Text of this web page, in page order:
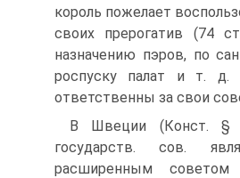
король пожелает
своих прерогатив (74
назначению пэров, по
роспуску палат и т. д.
ответственны за свои
В Швеции (Конст.
государств. сов.
расширенным